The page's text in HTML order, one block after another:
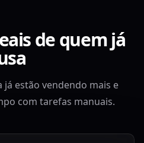
de quem já
já estão vendendo mais e
com tarefas manuais.